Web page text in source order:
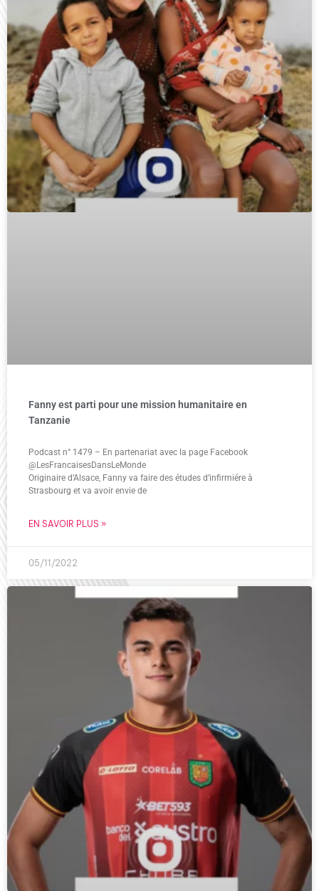
Fanny est parti pour une mission humanitaire en
Tanzanie
Podcast n° 1479 – En partenariat avec la page Facebook
@LesFrancaisesDansLeMonde
Originaire d’Alsace, Fanny va faire des études d’infirmiére à
Strasbourg et va avoir envie de
EN SAVOIR PLUS »
05/11/2022